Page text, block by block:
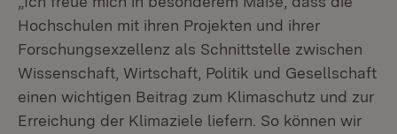
Hochschulen mit ihren Projekten und ihrer
Forschungsexzellenz als Schnittstelle zwischen
Wissenschaft, Wirtschaft, Politik und Gesellschaft
einen wichtigen Beitrag zum Klimaschutz und zur
Erreichung der Klimaziele liefern. So können wir